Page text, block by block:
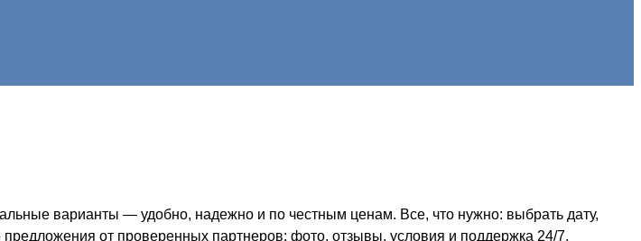
варианты — удобно, надежно и по честным ценам. Все, что нужно: выбрать дату,
от проверенных партнеров: фото, отзывы, условия и поддержка 24/7.